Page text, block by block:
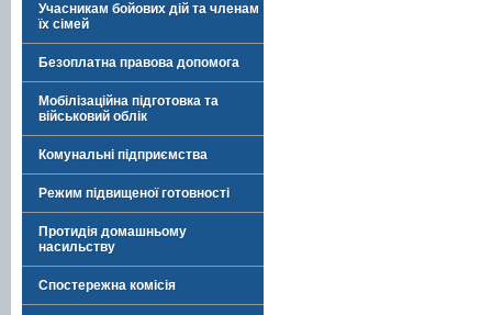
Учасникам бойових дій та членам
їх сімей
Безоплатна правова допомога
Мобілізаційна підготовка та
військовий облік
Комунальні підприємства
Режим підвищеної готовності
Протидія домашньому
насильству
Спостережна комісія